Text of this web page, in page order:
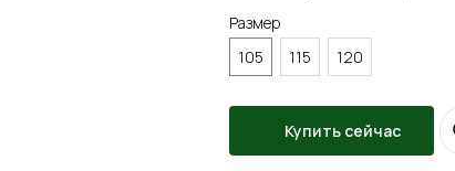
Размер
105
115 120
Купить сейчас